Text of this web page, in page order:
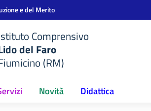
e del Merito
Comprensivo
del Faro
(RM)
Novità Didattica